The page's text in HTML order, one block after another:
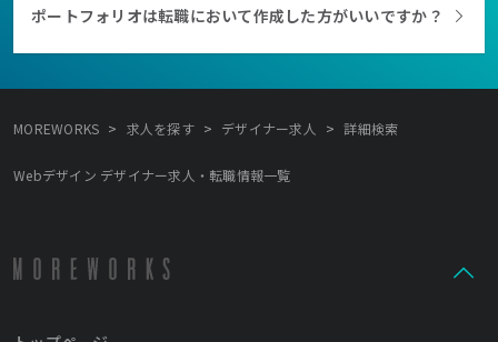
ポートフォリオは転職において作成した方がいいですか？
MOREWORKS > 求人を探す > デザイナー求人 > 詳細検索
Webデザイン デザイナー求人・転職情報一覧